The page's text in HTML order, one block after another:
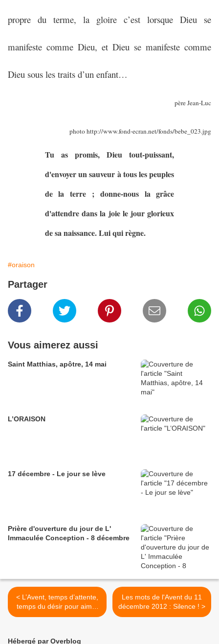
propre du terme, la gloire c’est lorsque Dieu se
manifeste comme Dieu, et Dieu se manifeste comme
Dieu sous les traits d’un enfant…
père Jean-Luc
photo http://www.fond-ecran.net/fonds/bebe_023.jpg
Tu as promis, Dieu tout-puissant,
d'envoyer un sauveur à tous les peuples
de la terre ; donne-nous la grâce
d'attendre dans la joie le jour glorieux
de sa naissance. Lui qui règne.
#oraison
Partager
Vous aimerez aussi
Saint Matthias, apôtre, 14 mai
L’ORAISON
17 décembre - Le jour se lève
Prière d'ouverture du jour de L'
Immaculée Conception - 8 décembre
< L’Avent, temps d’attente,
temps du désir pour aimer
et être aimé
Les mots de l'Avent du 11
décembre 2012 : Silence ! >
Hébergé par Overblog